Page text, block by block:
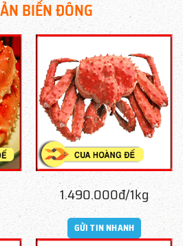
BIỂN ĐÔNG
1.490.000đ/1kg
GỬI TIN NHANH